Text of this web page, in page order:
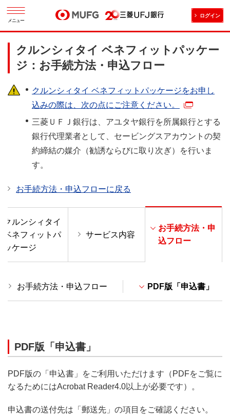
メニュー
ログイン
クルンシィタイ ベネフィットパッケー
ジ：お手続方法・申込フロー
クルンシィタイ ベネフィットパッケージをお申し
込みの際は、次の点にご注意ください。
三菱ＵＦＪ銀行は、アユタヤ銀行を所属銀行とする
銀行代理業者として、セービングスアカウントの契
約締結の媒介（勧誘ならびに取り次ぎ）を行いま
す。
お手続方法・申込フローに戻る
クルンシィタイ
ベネフィットパ
ッケージ
サービス内容
お手続方法・申
込フロー
お手続方法・申込フロー PDF版「申込書」
PDF版「申込書」
PDF版の「申込書」をご利用いただけます（PDFをご覧に
なるためにはAcrobat Reader4.0以上が必要です）。
申込書の送付先は「郵送先」の項目をご確認ください。